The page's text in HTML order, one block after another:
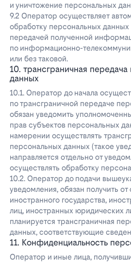
и уничтожение персональных
9.2 Оператор осуществляет
обработку персональных
передачей полученной
по информационно-
или без таковой.
10. трансграничная
данных
10.1. Оператор до начала
по трансграничной передаче
обязан уведомить
прав субъектов персональных
намерении осуществлять
персональных данных (такое
направляется отдельно от
осуществлять обработку
10.2. Оператор до подачи
уведомления, обязан получить от
иностранного государства,
лиц, иностранных юридических
планируется трансграничная
данных, соответствующие
11. Конфиденциальность
Оператор и иные лица,